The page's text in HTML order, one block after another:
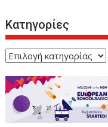
Κατηγορίες
Κατηγορίες